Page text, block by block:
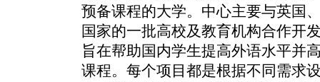
预备课程的大学。中心主要与英国
国家的一批高校及教育机构合作开
旨在帮助国内学生提高外语水平并
课程。每个项目都是根据不同需求